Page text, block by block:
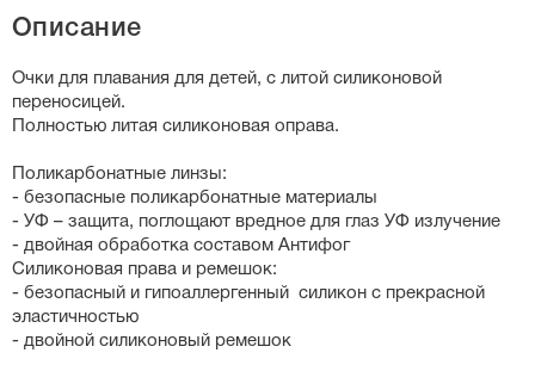
Описание
Очки для плавания для детей, с литой силиконовой
переносицей.
Полностью литая силиконовая оправа.
Поликарбонатные линзы:
- безопасные поликарбонатные материалы
- УФ – защита, поглощают вредное для глаз УФ излучение
- двойная обработка составом Антифог
Силиконовая права и ремешок:
- безопасный и гипоаллергенный силикон с прекрасной
эластичностью
- двойной силиконовый ремешок